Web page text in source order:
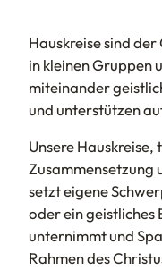
Hauskreise sind
in kleinen Gruppen
miteinander
und unterstützen
Unsere
Zusammensetzung
setzt eigene
oder ein geistliches
unternimmt und
Rahmen des